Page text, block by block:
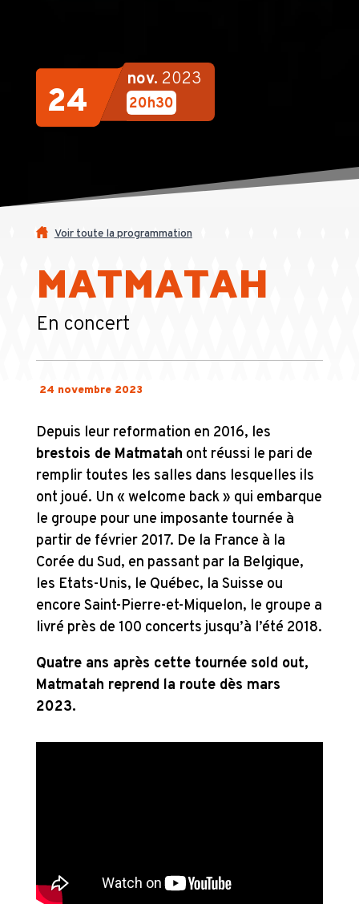
24
nov. 2023
20h30
Voir toute la programmation
MATMATAH
En concert
24 novembre 2023
Depuis leur reformation en 2016, les
brestois de Matmatah ont réussi le pari de
remplir toutes les salles dans lesquelles ils
ont joué. Un « welcome back » qui embarque
le groupe pour une imposante tournée à
partir de février 2017. De la France à la
Corée du Sud, en passant par la Belgique,
les Etats-Unis, le Québec, la Suisse ou
encore Saint-Pierre-et-Miquelon, le groupe a
livré près de 100 concerts jusqu’à l’été 2018.
Quatre ans après cette tournée sold out,
Matmatah reprend la route dès mars
2023.